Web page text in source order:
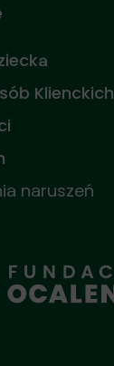
Klienckich
naruszeń